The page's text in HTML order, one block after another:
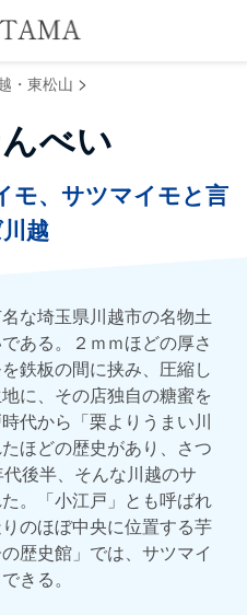
・東松山 >
べい
モ、サツマイモと言
越
な埼玉県川越市の名物土
ある。２ｍｍほどの厚さ
鉄板の間に挟み、圧縮し
に、その店独自の糖蜜を
代から「栗よりうまい川
ほどの歴史があり、さつ
後半、そんな川越のサ
。「小江戸」とも呼ばれ
のほぼ中央に位置する芋
歴史館」では、サツマイ
きる。